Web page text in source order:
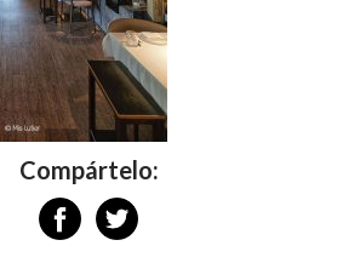
Compártelo: